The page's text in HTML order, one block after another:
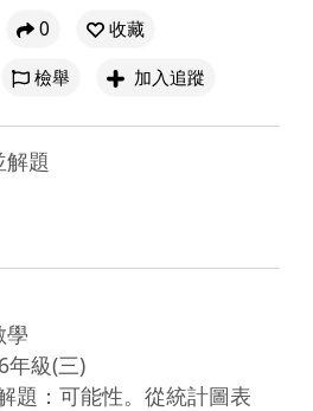
0
收藏
檢舉 加入追蹤
題
學
年級(三)
題：可能性。從統計圖表